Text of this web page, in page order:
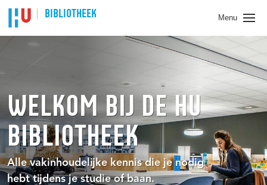
BIBLIOTHEEK Menu
WELKOM BIJ DE HU
BIBLIOTHEEK
Alle vakinhoudelijke kennis die je nodig
hebt tijdens je studie of baan.